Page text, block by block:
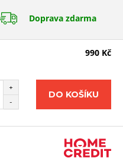
Doprava zdarma
990 Kč
+
-
DO KOŠÍKU